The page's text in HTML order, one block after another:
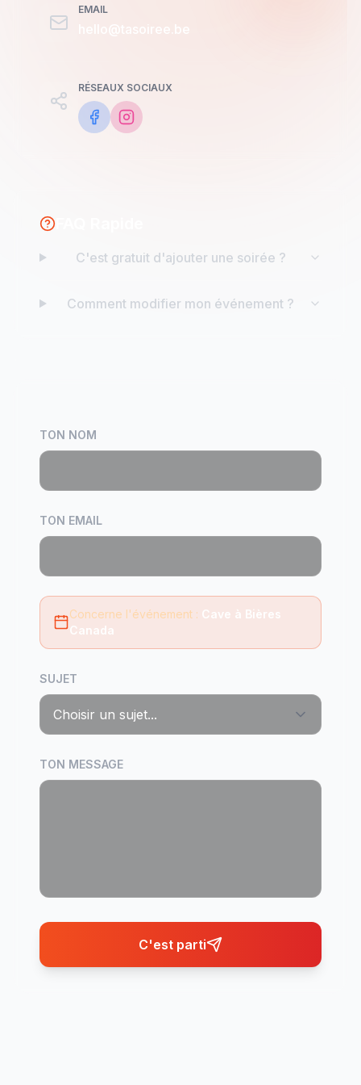
EMAIL
hello@tasoiree.be
RÉSEAUX SOCIAUX
C'est gratuit d'ajouter une soirée ?
Comment modifier mon événement ?
TON NOM
TON EMAIL
Concerne l'événement : Cave à Bières
Canada
SUJET
TON MESSAGE
C'est parti